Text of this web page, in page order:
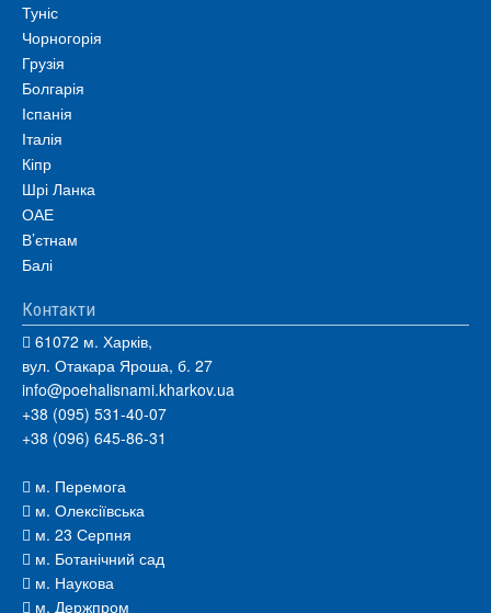
Туніс
Чорногорія
Грузія
Болгарія
Іспанія
Італія
Кіпр
Шрі Ланка
ОАЕ
В’єтнам
Балі
Контакти
61072 м. Харків,
вул. Отакара Яроша, б. 27
info@poehalisnami.kharkov.ua
+38 (095) 531-40-07
+38 (096) 645-86-31
м. Перемога
м. Олексіївська
м. 23 Серпня
м. Ботанічний сад
м. Наукова
м. Держпром